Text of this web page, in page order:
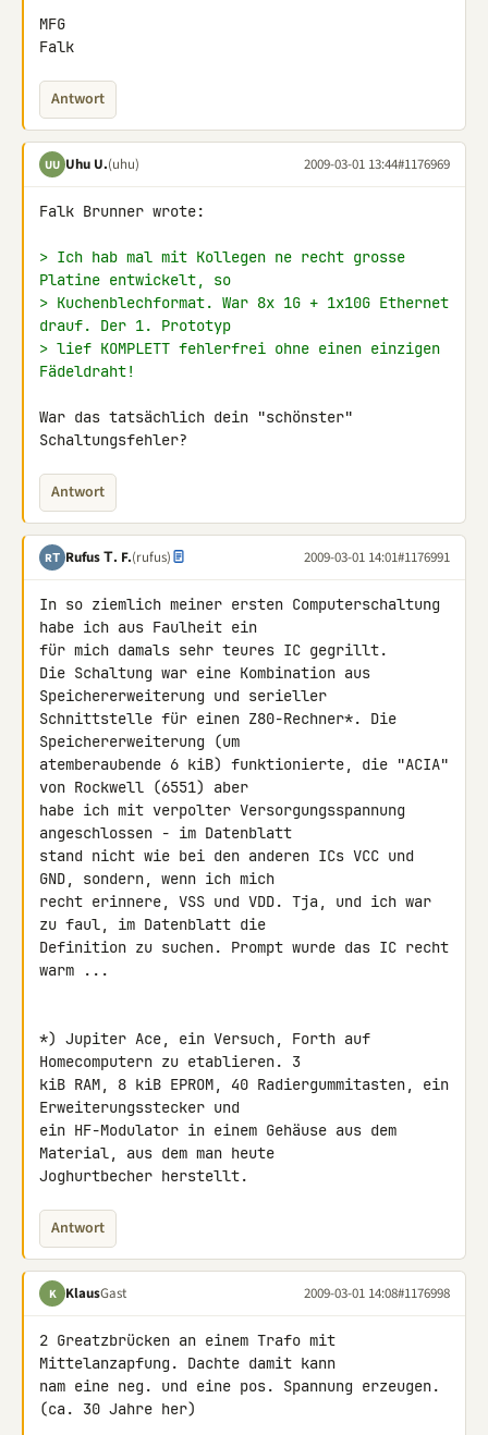
MFG
Falk
Antwort
UU Uhu U.(uhu) 2009-03-01 13:44#1176969
Falk Brunner wrote:
> Ich hab mal mit Kollegen ne recht grosse
Platine entwickelt, so
> Kuchenblechformat. War 8x 1G + 1x10G Ethernet
drauf. Der 1. Prototyp
> lief KOMPLETT fehlerfrei ohne einen einzigen
Fädeldraht!
War das tatsächlich dein "schönster"
Schaltungsfehler?
Antwort
RΤ Rufus Τ. F.(rufus) 2009-03-01 14:01#1176991
In so ziemlich meiner ersten Computerschaltung
habe ich aus Faulheit ein
für mich damals sehr teures IC gegrillt.
Die Schaltung war eine Kombination aus
Speichererweiterung und serieller
Schnittstelle für einen Z80-Rechner*. Die
Speichererweiterung (um
atemberaubende 6 kiB) funktionierte, die "ACIA"
von Rockwell (6551) aber
habe ich mit verpolter Versorgungsspannung
angeschlossen - im Datenblatt
stand nicht wie bei den anderen ICs VCC und
GND, sondern, wenn ich mich
recht erinnere, VSS und VDD. Tja, und ich war
zu faul, im Datenblatt die
Definition zu suchen. Prompt wurde das IC recht
warm ...
*) Jupiter Ace, ein Versuch, Forth auf
Homecomputern zu etablieren. 3
kiB RAM, 8 kiB EPROM, 40 Radiergummitasten, ein
Erweiterungsstecker und
ein HF-Modulator in einem Gehäuse aus dem
Material, aus dem man heute
Joghurtbecher herstellt.
Antwort
K KlausGast 2009-03-01 14:08#1176998
2 Greatzbrücken an einem Trafo mit
Mittelanzapfung. Dachte damit kann
nam eine neg. und eine pos. Spannung erzeugen.
(ca. 30 Jahre her)